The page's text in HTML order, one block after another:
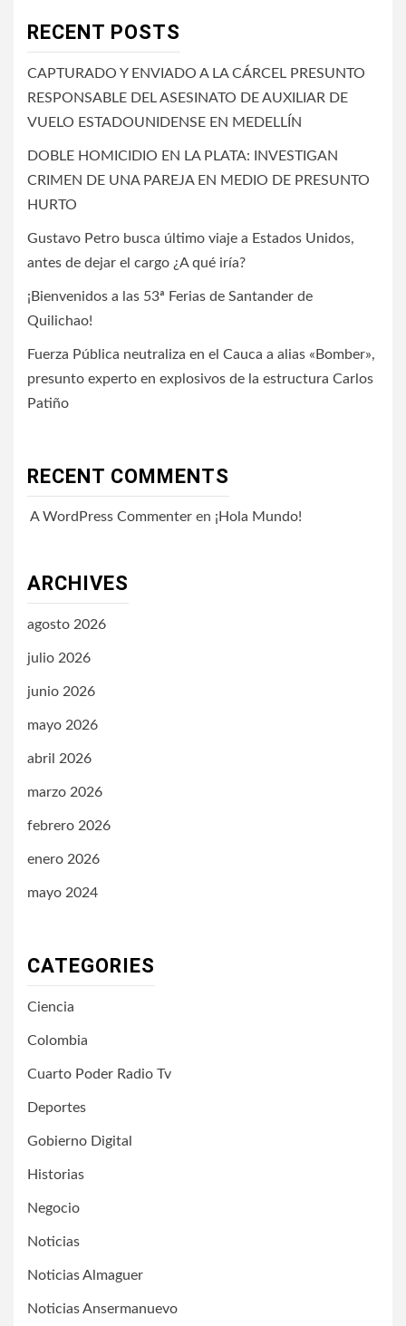
RECENT POSTS
CAPTURADO Y ENVIADO A LA CÁRCEL PRESUNTO
RESPONSABLE DEL ASESINATO DE AUXILIAR DE
VUELO ESTADOUNIDENSE EN MEDELLÍN
DOBLE HOMICIDIO EN LA PLATA: INVESTIGAN
CRIMEN DE UNA PAREJA EN MEDIO DE PRESUNTO
HURTO
Gustavo Petro busca último viaje a Estados Unidos,
antes de dejar el cargo ¿A qué iría?
¡Bienvenidos a las 53ª Ferias de Santander de
Quilichao!
Fuerza Pública neutraliza en el Cauca a alias «Bomber»,
presunto experto en explosivos de la estructura Carlos
Patiño
RECENT COMMENTS
A WordPress Commenter en ¡Hola Mundo!
ARCHIVES
agosto 2026
julio 2026
junio 2026
mayo 2026
abril 2026
marzo 2026
febrero 2026
enero 2026
mayo 2024
CATEGORIES
Ciencia
Colombia
Cuarto Poder Radio Tv
Deportes
Gobierno Digital
Historias
Negocio
Noticias
Noticias Almaguer
Noticias Ansermanuevo